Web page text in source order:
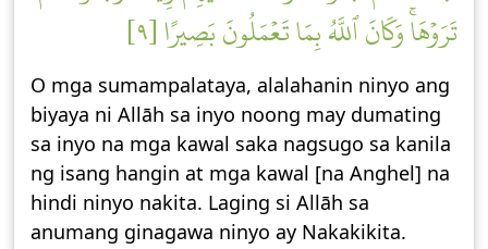
تَرَوۡهَاۚ وَكَانَ ٱللَّهُ بِمَا تَعۡمَلُونَ بَصِيرًا [٩]
O mga sumampalataya, alalahanin ninyo ang
biyaya ni Allāh sa inyo noong may dumating
sa inyo na mga kawal saka nagsugo sa kanila
ng isang hangin at mga kawal [na Anghel] na
hindi ninyo nakita. Laging si Allāh sa
anumang ginagawa ninyo ay Nakakikita.